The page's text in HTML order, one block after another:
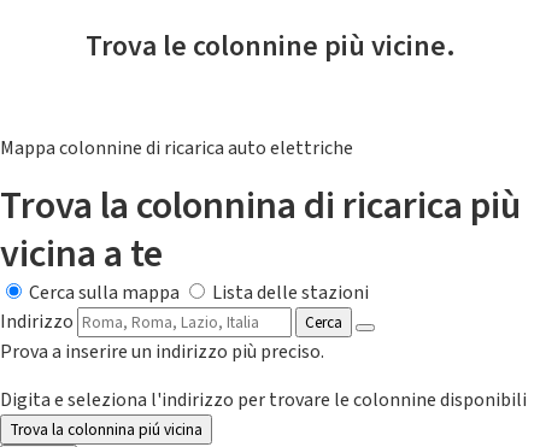
Trova le colonnine più vicine.
Mappa colonnine di ricarica auto elettriche
Trova la colonnina di ricarica più
vicina a te
Cerca sulla mappa
Lista delle stazioni
Indirizzo
Cerca
Prova a inserire un indirizzo più preciso.
Digita e seleziona l'indirizzo per trovare le colonnine disponibili
Trova la colonnina piú vicina